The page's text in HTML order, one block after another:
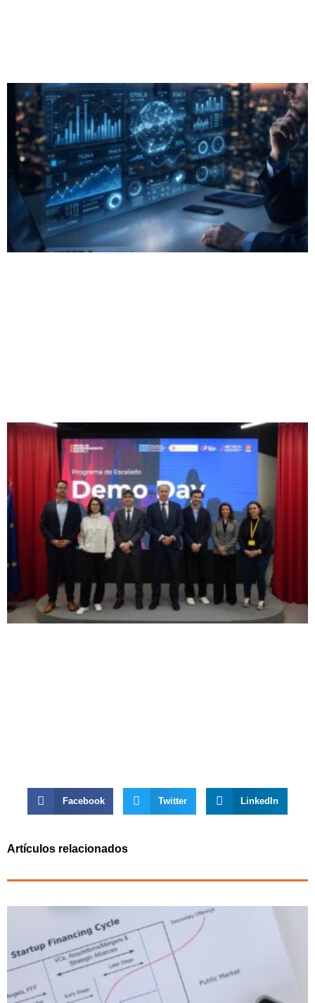
Facebook Twitter LinkedIn
Artículos relacionados